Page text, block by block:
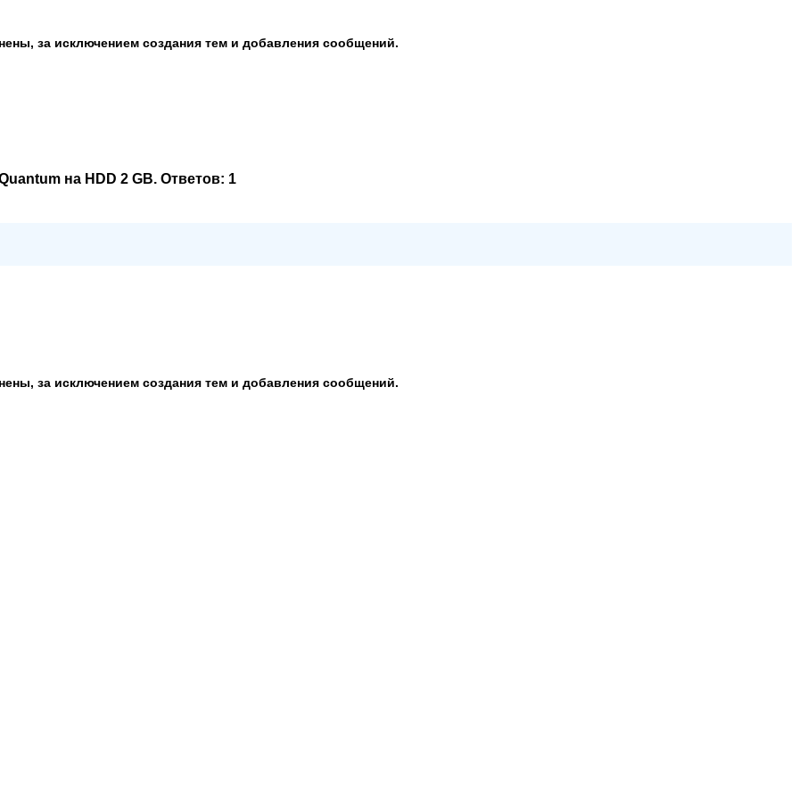
за исключением создания тем и добавления сообщений.
на HDD 2 GB. Ответов: 1
за исключением создания тем и добавления сообщений.